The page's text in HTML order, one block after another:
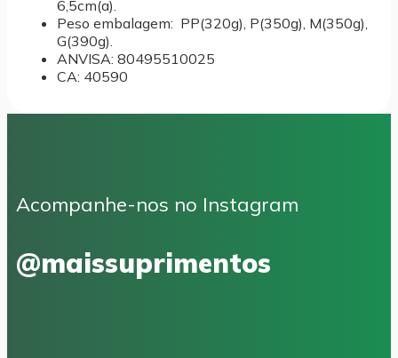
6,5cm(a).
Peso embalagem: PP(320g), P(350g), M(350g),
G(390g).
ANVISA: 80495510025
CA: 40590
Acompanhe-nos no Instagram
@maissuprimentos